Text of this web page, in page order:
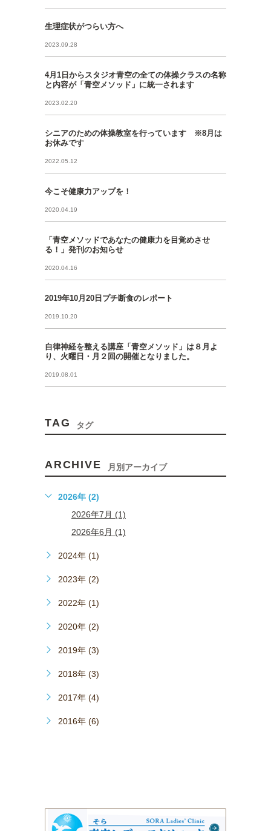
生理症状がつらい方へ
2023.09.28
4月1日からスタジオ青空の全ての体操クラスの名称
と内容が「青空メソッド」に統一されます
2023.02.20
シニアのための体操教室を行っています ※8月は
お休みです
2022.05.12
今こそ健康力アップを！
2020.04.19
「青空メソッドであなたの健康力を目覚めさせ
る！」発刊のお知らせ
2020.04.16
2019年10月20日プチ断食のレポート
2019.10.20
自律神経を整える講座「青空メソッド」は８月よ
り、火曜日・月２回の開催となりました。
2019.08.01
TAG タグ
ARCHIVE 月別アーカイブ
2026年 (2)
2026年7月 (1)
2026年6月 (1)
2024年 (1)
2023年 (2)
2022年 (1)
2020年 (2)
2019年 (3)
2018年 (3)
2017年 (4)
2016年 (6)